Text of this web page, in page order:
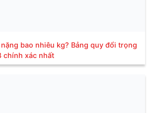
bao nhiêu kg? Bảng quy đổi trọng
chính xác nhất